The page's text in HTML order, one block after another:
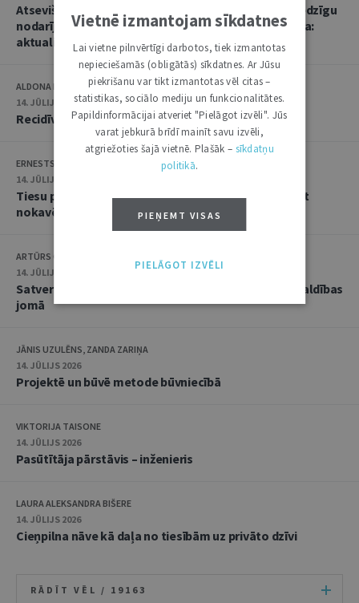
Atsevišķa (vienota) noziedzīga nodarījuma un noziedzīgu
nodarījumu kopības kvalifikācija un soda noteikšana:
aktualitātes praksē
ALDONA KIPĀNE, EVIJA VĪNKALNA
14. JŪLIJS 2026
Recidīvs krimināltiesisko zinātņu skatījumā
ERNESTS GRABUSTS
14. JŪLIJS 2026
Tiesu prakse lietās par iestādes atteikumu atjaunot
nokavēto procesuālo termiņu
ARTŪRS CAICS, RĒZIJA GAUJERE
14. JŪLIJS 2026
Satversmes tiesas jaunākā judikatūra trokšņa pārvaldības
jomā
JĀNIS UZULĒNS, ZANDA ZARIŅA
14. JŪLIJS 2026
Projektē un būvē metode būvniecībā
VIKTORIJA TAISONE
14. JŪLIJS 2026
Pasūtītāja pārstāvis – inženieris
LAURA ALEKSANDRA BIŠERE
14. JŪLIJS 2026
Cieņpilna nāve kā daļa no tiesībām uz privāto dzīvi
RĀDĪT VĒL / 19163
Vietnē izmantojam sīkdatnes
Lai vietne pilnvērtīgi darbotos, tiek izmantotas
nepieciešamās (obligātās) sīkdatnes. Ar Jūsu
piekrišanu var tikt izmantotas vēl citas –
statistikas, sociālo mediju un funkcionalitātes.
Papildinformācijai atveriet "Pielāgot izvēli". Jūs
varat jebkurā brīdī mainīt savu izvēli,
atgriežoties šajā vietnē. Plašāk – sīkdatņu
politikā.
PIEŅEMT VISAS
PIELĀGOT IZVĒLI